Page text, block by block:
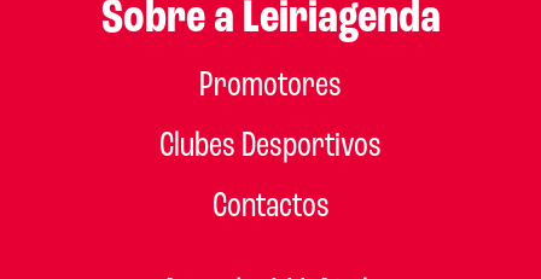
Sobre a Leiriagenda
Promotores
Clubes Desportivos
Contactos